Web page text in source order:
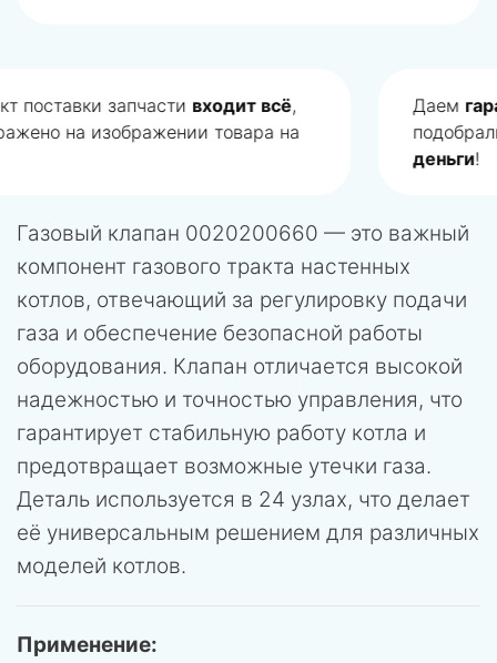
Даем гарантию на подбор запчасти! Если мы
подобрали не правильно запчасть, то
вернем
Газовый клапан 0020200660 — это важный
компонент газового тракта настенных
котлов, отвечающий за регулировку подачи
газа и обеспечение безопасной работы
оборудования. Клапан отличается высокой
надежностью и точностью управления, что
гарантирует стабильную работу котла и
предотвращает возможные утечки газа.
Деталь используется в 24 узлах, что делает
её универсальным решением для различных
моделей котлов.
Применение: